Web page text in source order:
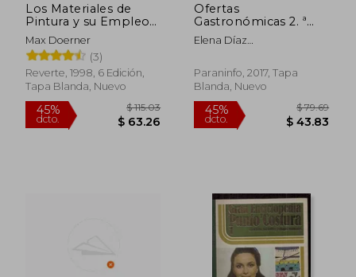
Los Materiales de
Pintura y su Empleo
en el Arte
Max Doerner
(3)
Reverte, 1998, 6 Edición,
Tapa Blanda, Nuevo
Ofertas
Gastronómicas 2. ª
Edición 2017
Elena Díaz
Muñoz,Ana María López
Alonso
Paraninfo, 2017, Tapa
Blanda, Nuevo